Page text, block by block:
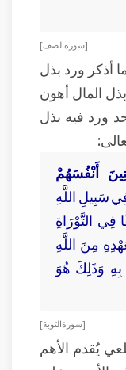
[ سورة الصف ]
أذكر ورد بذل
المال أهون
ورد فيه بذل
أَنْفُسَهُمْ
سَبِيلِ اللَّهِ
فِي التَّوْرَاةِ
مِنَ اللَّهِ
بِهِ وَذَلِكَ هُوَ
[ سورة التوبة ]
يُقدم الأهم